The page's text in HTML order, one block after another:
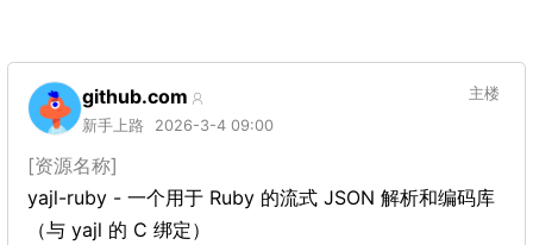
github.com
新手上路 2026-3-4 09:00
主楼
[资源名称]
yajl-ruby - 一个用于 Ruby 的流式 JSON 解析和编码库
（与 yajl 的 C 绑定）